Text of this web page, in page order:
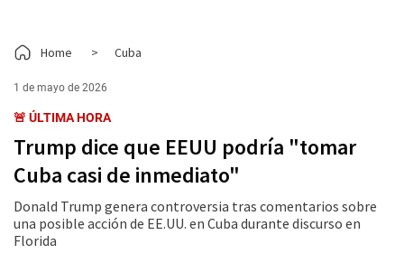
Home > Cuba
1 de mayo de 2026
🚨 ÚLTIMA HORA
Trump dice que EEUU podría "tomar
Cuba casi de inmediato"
Donald Trump genera controversia tras comentarios sobre
una posible acción de EE.UU. en Cuba durante discurso en
Florida